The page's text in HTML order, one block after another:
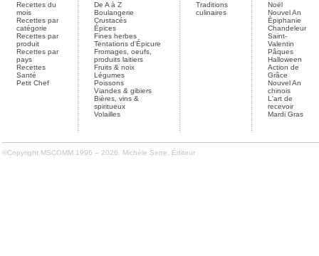
Recettes du
mois
Recettes par
catégorie
Recettes par
produit
Recettes par
pays
Recettes
Santé
Petit Chef
De A à Z
Boulangerie
Crustacés
Épices
Fines herbes
Tentations d'Épicure
Fromages, oeufs,
produits laitiers
Fruits & noix
Légumes
Poissons
Viandes & gibiers
Bières, vins &
spiritueux
Volailles
Traditions
culinaires
Noël
Nouvel An
Épiphanie
Chandeleur
Saint-
Valentin
Pâques
Halloween
Action de
Grâce
Nouvel An
chinois
L'art de
recevoir
Mardi Gras
©Copyright MSCOMM 1996 – 2026. Michèle Serre, Éditeur